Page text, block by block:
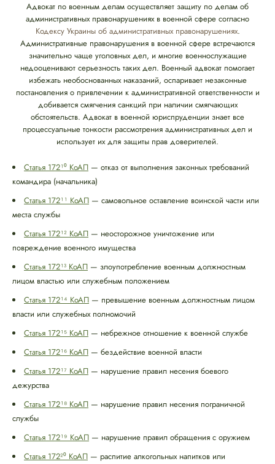
Адвокат по военным делам осуществляет защиту по делам об
административных правонарушениях в военной сфере согласно
Кодексу Украины об административных правонарушениях.
Административные правонарушения в военной сфере встречаются
значительно чаще уголовных дел, и многие военнослужащие
недооценивают серьезность таких дел. Военный адвокат помогает
избежать необоснованных наказаний, оспаривает незаконные
постановления о привлечении к административной ответственности и
добивается смягчения санкций при наличии смягчающих
обстоятельств. Адвокат в военной юриспруденции знает все
процессуальные тонкости рассмотрения административных дел и
использует их для защиты прав доверителей.
Статья 172¹⁰ КоАП — отказ от выполнения законных требований
командира (начальника)
Статья 172¹¹ КоАП — самовольное оставление воинской части или
места службы
Статья 172¹² КоАП — неосторожное уничтожение или
повреждение военного имущества
Статья 172¹³ КоАП — злоупотребление военным должностным
лицом властью или служебным положением
Статья 172¹⁴ КоАП — превышение военным должностным лицом
власти или служебных полномочий
Статья 172¹⁵ КоАП — небрежное отношение к военной службе
Статья 172¹⁶ КоАП — бездействие военной власти
Статья 172¹⁷ КоАП — нарушение правил несения боевого
дежурства
Статья 172¹⁸ КоАП — нарушение правил несения пограничной
службы
Статья 172¹⁹ КоАП — нарушение правил обращения с оружием
Статья 172²⁰ КоАП — распитие алкогольных напитков или